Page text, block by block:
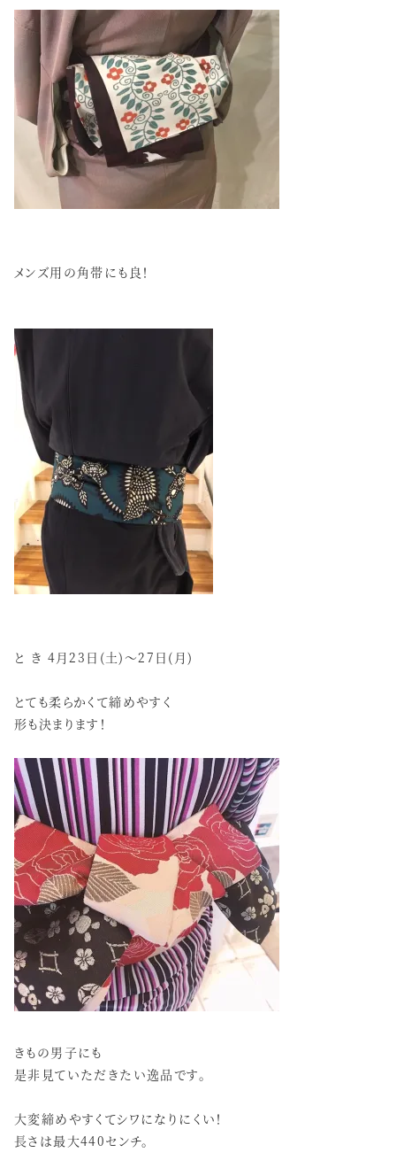
メンズ用の角帯にも良！
と き 4月23日(土)～27日(月)
とても柔らかくて締めやすく
形も決まります！
きもの男子にも
是非見ていただきたい逸品です。
大変締めやすくてシワになりにくい！
長さは最大440センチ。